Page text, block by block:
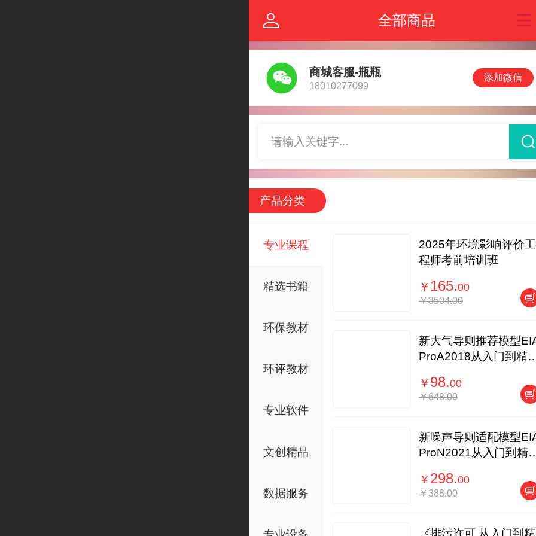
全部商品
商城客服-瓶瓶
18010277099
添加微信
请输入关键字...
产品分类
专业课程
精选书籍
环保教材
环评教材
专业软件
文创精品
数据服务
2025年环境影响评价工
程师考前培训班
￥ 165.00
￥3504.00
新大气导则推荐模型
ProA2018从入门到精
￥ 98.00
￥648.00
新噪声导则适配模型
ProN2021从入门到精
￥ 298.00
￥388.00
《排污许可 从入门到精